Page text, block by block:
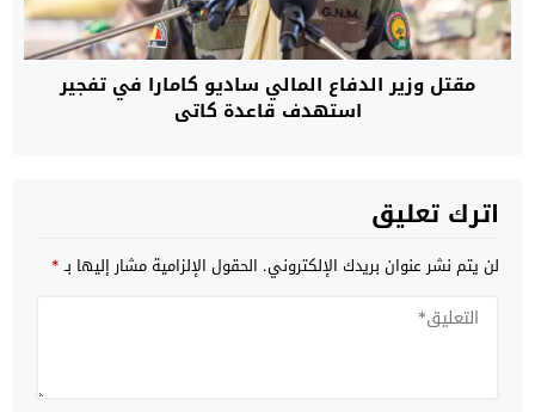
مقتل وزير الدفاع المالي ساديو كامارا في تفجير
استهدف قاعدة كاتي
اترك تعليق
لن يتم نشر عنوان بريدك الإلكتروني. الحقول الإلزامية مشار إليها بـ*